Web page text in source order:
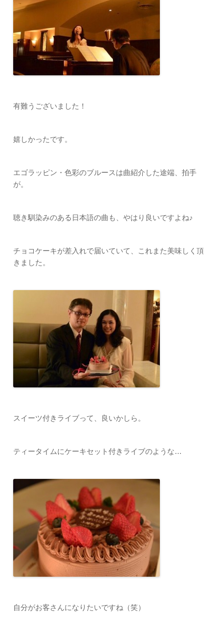
有難うございました！
嬉しかったです。
エゴラッピン・色彩のブルースは曲紹介した途端、拍手
が。
聴き馴染みのある日本語の曲も、やはり良いですよね♪
チョコケーキが差入れで届いていて、これまた美味しく頂
きました。
スイーツ付きライブって、良いかしら。
ティータイムにケーキセット付きライブのような…
自分がお客さんになりたいですね（笑）